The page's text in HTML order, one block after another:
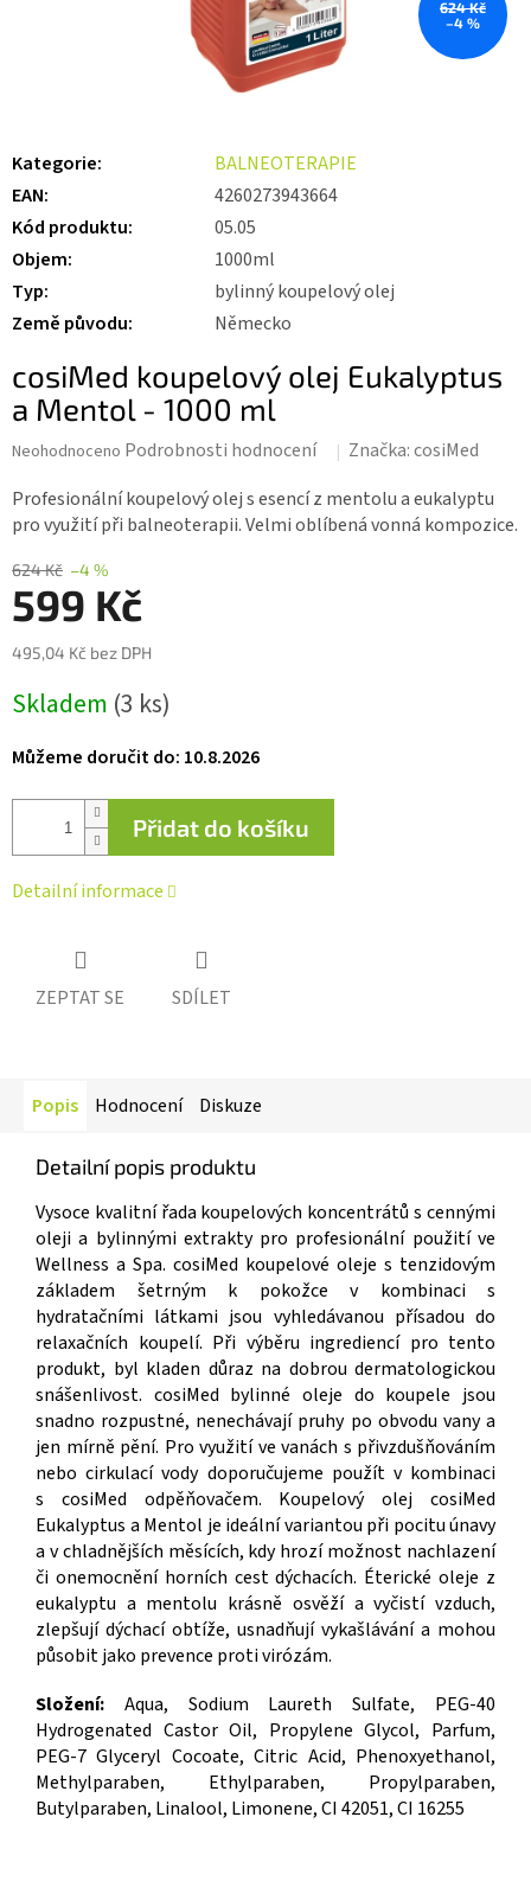
624 Kč
–4 %
Kategorie:
BALNEOTERAPIE
EAN:
4260273943664
Kód produktu:
05.05
Objem:
1000ml
Typ:
bylinný koupelový olej
Země původu: Německo
cosiMed koupelový olej Eukalyptus
a Mentol - 1000 ml
Průměrné
produktu
0,0
z 5
hvězdiček.
Neohodnoceno Podrobnosti hodnocení Značka:cosiMed
Profesionální koupelový olej s esencí z mentolu a eukalyptu
pro využití při balneoterapii. Velmi oblíbená vonná kompozice.
624 Kč –4 %
599 Kč
495,04 Kč bez DPH
cena:
Skladem (3 ks)
Můžeme doručit do: 10.8.2026
Přidat do košíku
Detailní informace
ZEPTAT SE SDÍLET
Popis Hodnocení Diskuze
Detailní popis produktu
Vysoce kvalitní řada koupelových koncentrátů s cennými
oleji a bylinnými extrakty pro profesionální použití ve
Wellness a Spa. cosiMed koupelové oleje s tenzidovým
základem šetrným k pokožce v kombinaci s
hydratačními látkami jsou vyhledávanou přísadou do
relaxačních koupelí. Při výběru ingrediencí pro tento
produkt, byl kladen důraz na dobrou dermatologickou
snášenlivost. cosiMed bylinné oleje do koupele jsou
snadno rozpustné, nenechávají pruhy po obvodu vany a
jen mírně pění. Pro využití ve vanách s přivzdušňováním
nebo cirkulací vody doporučujeme použít v kombinaci
s cosiMed odpěňovačem. Koupelový olej cosiMed
Eukalyptus a Mentol je ideální variantou při pocitu únavy
a v chladnějších měsících, kdy hrozí možnost nachlazení
či onemocnění horních cest dýchacích. Éterické oleje z
eukalyptu a mentolu krásně osvěží a vyčistí vzduch,
zlepšují dýchací obtíže, usnadňují vykašlávání a mohou
působit jako prevence proti virózám.
Složení: Aqua, Sodium Laureth Sulfate, PEG-40
Hydrogenated Castor Oil, Propylene Glycol, Parfum,
PEG-7 Glyceryl Cocoate, Citric Acid, Phenoxyethanol,
Methylparaben, Ethylparaben, Propylparaben,
Butylparaben, Linalool, Limonene, CI 42051, CI 16255